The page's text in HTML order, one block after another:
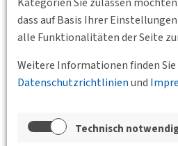
dass auf Basis Ihrer
alle Funktionalitäten der Seite
Weitere Informationen finden Sie
Datenschutzrichtlinienund
Technisch
13.10.2026 17:30 - 19:00
Kronenstraße 25, 70174
Rolle der Flughäfen bei